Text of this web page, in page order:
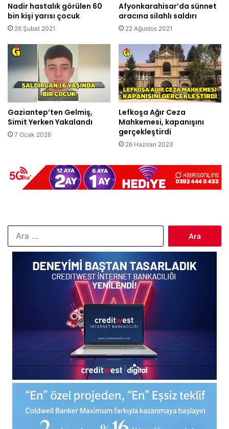
Nadir hastalık görülen 60
bin kişi yarısı çocuk
26 Şubat 2021
Afyonkarahisar’da sünnet
aracına silahlı saldırı
22 Ağustos 2021
Gaziantep’ten Gelmiş,
Simit Yerken Yakalandı
7 Ocak 2026
Lefkoşa Ağır Ceza
Mahkemesi, kapanışını
gerçekleştirdi
26 Haziran 2023